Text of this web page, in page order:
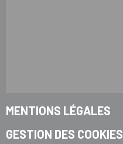
MENTIONS LÉGALES
GESTION DES COOKIES